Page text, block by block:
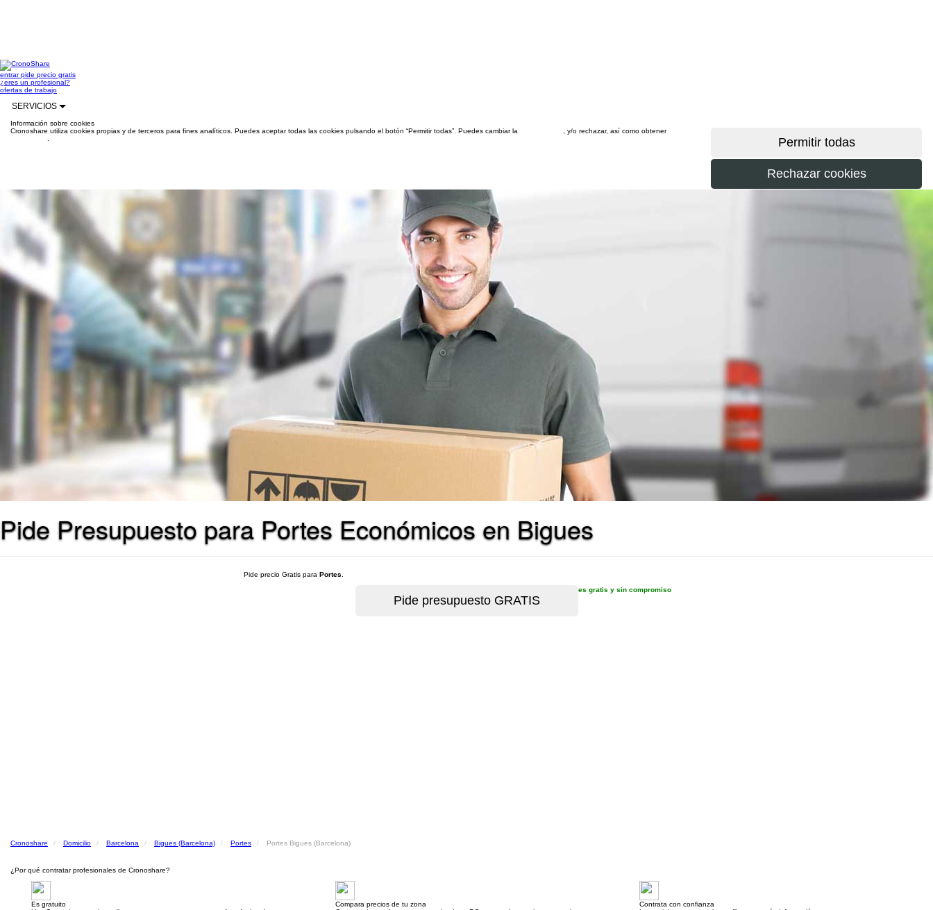
entrarpide precio gratis
¿eres un profesional?
ofertas de trabajo
SERVICIOS
Información sobre cookies
Cronoshare utiliza cookies propias y de terceros para fines analíticos. Puedes aceptar todas las cookies pulsando el botón “Permitir todas”. Puedes cambiar la
, y/o rechazar, así como obtener
Pide Presupuesto para Portes Económicos en Bigues
Pide precio Gratis para Portes
es gratis y sin compromiso
Cronoshare Domicilio Barcelona Bigues (Barcelona) Portes Portes Bigues (Barcelona)
¿Por qué contratar profesionales de Cronoshare?
Es gratuito
Compara precios de tu zona
Contrata con confianza